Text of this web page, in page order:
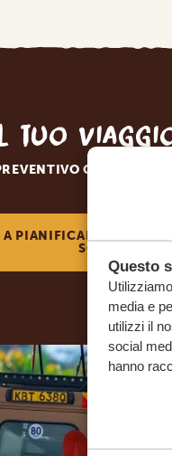
Questo
media e
utilizzi il
social
hanno
tuo
GRATUITO E
PIANIFICARE IL
SOGNI